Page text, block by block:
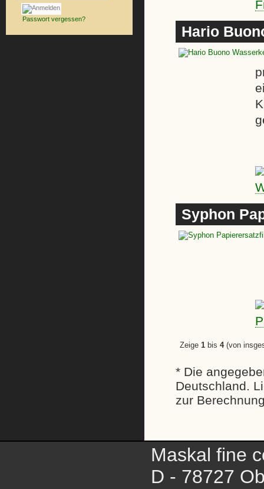
Hario
Syphon
Zeige 1bis 4(von
* Die
Deutschland.
zur
Passwort vergessen?
Maskal fine
D - 78727